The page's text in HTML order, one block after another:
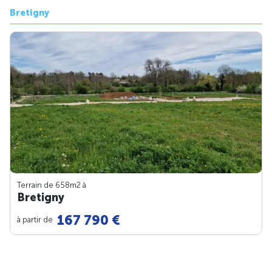
Bretigny
Terrain de 658m2 à
Bretigny
à partir de 167 790 €